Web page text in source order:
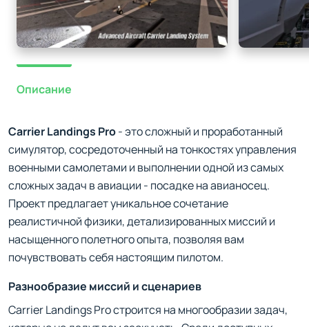
Описание
Carrier Landings Pro- это сложный и проработанный
симулятор, сосредоточенный на тонкостях управления
военными самолетами и выполнении одной из самых
сложных задач в авиации - посадке на авианосец.
Проект предлагает уникальное сочетание
реалистичной физики, детализированных миссий и
насыщенного полетного опыта, позволяя вам
почувствовать себя настоящим пилотом.
Разнообразие миссий и сценариев
Carrier Landings Pro строится на многообразии задач,